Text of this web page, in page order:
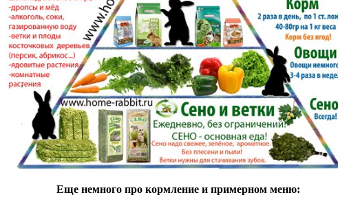
Еще немного про кормление и примерном меню: